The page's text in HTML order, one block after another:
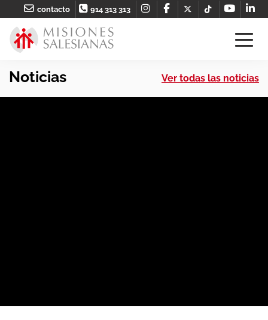
contacto 914 313 313
Noticias Ver todas las noticias